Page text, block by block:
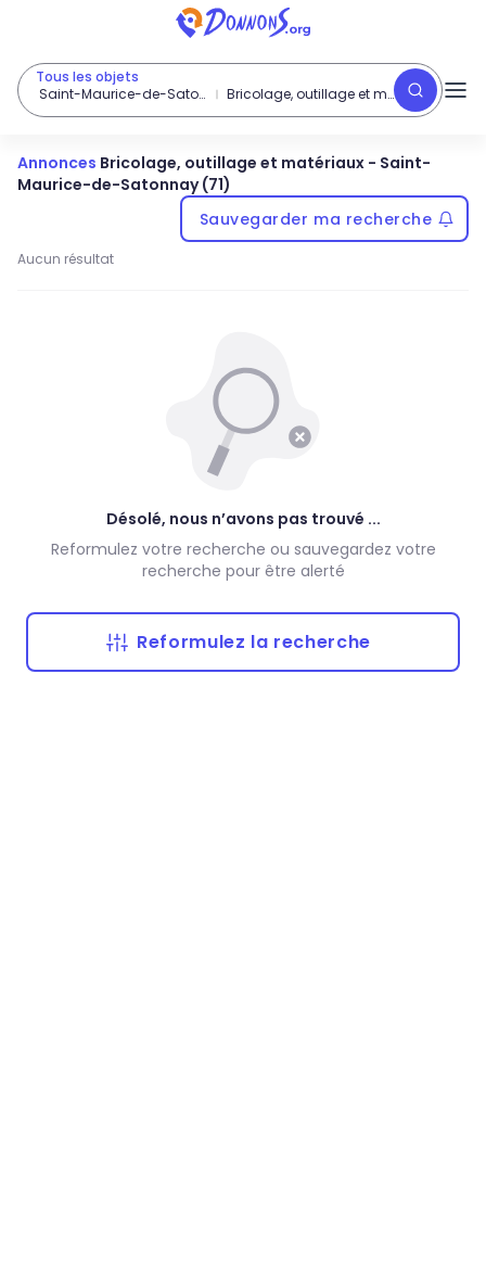
Tous les objets
Saint-Maurice-de-Satonnay (71)Bricolage, outillage et matériaux
Annonces Bricolage, outillage et matériaux - Saint-
Maurice-de-Satonnay (71)
Sauvegarder ma recherche
Aucun résultat
Désolé, nous n’avons pas trouvé ...
Reformulez votre recherche ou sauvegardez votre
recherche pour être alerté
Reformulez la recherche